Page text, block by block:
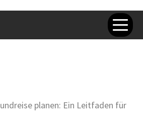
planen: Ein Leitfaden für